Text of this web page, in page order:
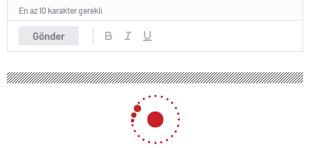
Gönder
En az 10 karakter gerekli